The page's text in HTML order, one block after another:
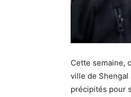
Cette semaine,
ville de Shengal
précipités pour